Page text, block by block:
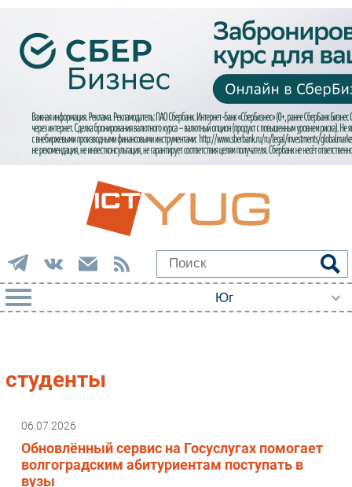
Импорто­замещение
Автоматизация Промышленности
Мобильная связь
Фиксированная связь
Интеграция
студенты
06.07.2026
Обновлённый сервис на Госуслугах помогает
волгоградским абитуриентам поступать в
вузы